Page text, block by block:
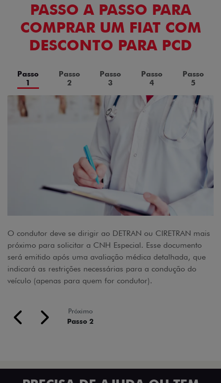
PASSO A PASSO PARA
COMPRAR UM FIAT COM
DESCONTO PARA PCD
Passo
1
Passo
2
Passo
3
Passo
4
Passo
5
O condutor deve se dirigir ao DETRAN ou CIRETRAN mais
próximo para solicitar a CNH Especial. Esse documento
será emitido após uma avaliação médica detalhada, que
indicará as restrições necessárias para a condução do
veículo (apenas para quem for condutor).
Próximo
Passo 2